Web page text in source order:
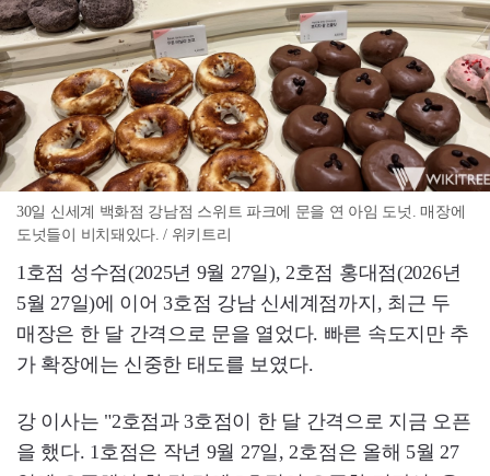
30일 신세계 백화점 강남점 스위트 파크에 문을 연 아임 도넛. 매장에
도넛들이 비치돼있다. / 위키트리
1호점 성수점(2025년 9월 27일), 2호점 홍대점(2026년
5월 27일)에 이어 3호점 강남 신세계점까지, 최근 두
매장은 한 달 간격으로 문을 열었다. 빠른 속도지만 추
가 확장에는 신중한 태도를 보였다.
강 이사는 "2호점과 3호점이 한 달 간격으로 지금 오픈
을 했다. 1호점은 작년 9월 27일, 2호점은 올해 5월 27